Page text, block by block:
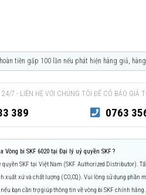
tiền gấp 100 lần nếu phát hiện hàng giả,
24/7 - LIÊN HỆ VỚI CHÚNG TÔI ĐỂ CÓ BÁO GIÁ
389 0763
Vòng bi SKF 6020 tại Đại lý uỷ quyền SKF ?
SKF tại Việt Nam (SKF Authorized Distributor).
xuất xứ và chất lượng (CO,CQ). Vui lòng sử dụng phần
bạn cần trợ giúp thông tin về vòng bi SKF chính hãng.